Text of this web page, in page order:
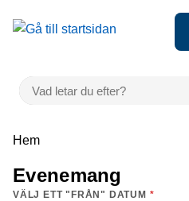
Gå till innehåll
VAD LETAR DU EFTER?
Du är här:
Hem
Evenemang
VÄLJ ETT "FRÅN" DATUM *